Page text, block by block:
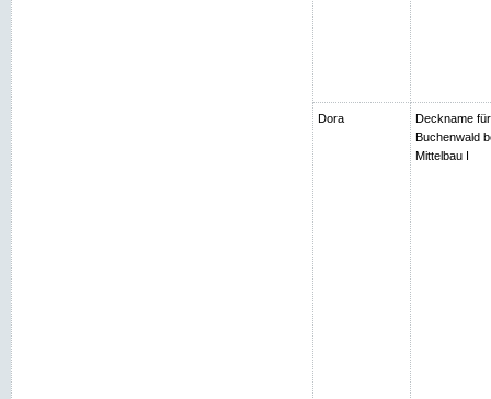
Dora
Deckname
Buchenwald
Mittelbau I